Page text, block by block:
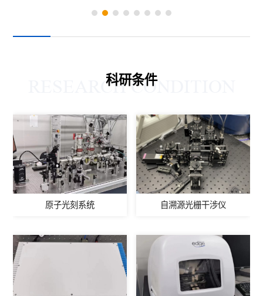
科研条件
RESEARCH CONDITION
原子光刻系统 自溯源光栅干涉仪